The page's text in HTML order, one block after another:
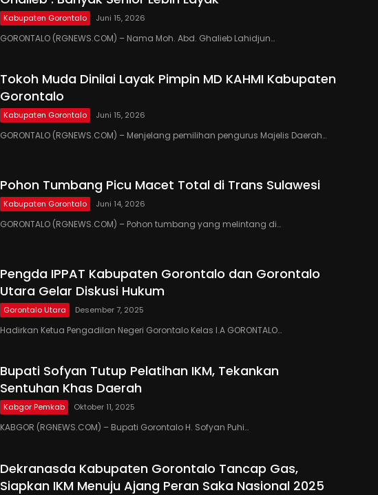
Kabupaten Gorontalo Juni 15, 2026
GORONTALO (RGNEWS.COM) – Nama Moh. Abd. Ghalieb Lahidjun…
Tokoh Muda Dinilai Layak Pimpin MD KAHMI Kabupaten
Gorontalo
Kabupaten Gorontalo Juni 15, 2026
GORONTALO (RGNEWS.COM) – Menjelang pemilihan pengurus Majelis Daerah…
Pohon Tumbang Picu Macet Total di Trans Sulawesi
Kabupaten Gorontalo Juni 14, 2026
GORONTALO (RGNEWS.COM) – Pohon tumbang yang melintang di…
Pengda IPPAT Kabupaten Gorontalo dan Gorontalo
Utara Gelar Diskusi Hukum
Gorontalo Utara Desember 7, 2025
Hadirkan Ketua Pengadilan Negeri Gorontalo Kelas I.A GORONTALO…
Bupati Sofyan Tutup Pelatihan IKM, Tekankan
Sentuhan Khas Daerah
Kabgor Pemkab Oktober 11, 2025
KABGOR (RGNEWS.COM) – Bupati Gorontalo H. Sofyan Puhi…
Dekranasda Kabupaten Gorontalo Tancap Gas,
Siapkan IKM Menuju Ajang Peran Saka Nasional 2025